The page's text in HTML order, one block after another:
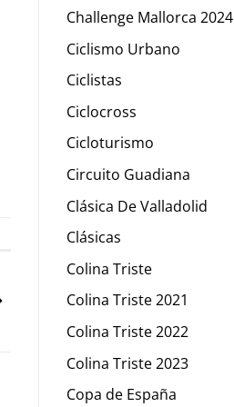
Challenge Mallorca 2024
Ciclismo Urbano
Ciclistas
Ciclocross
Cicloturismo
Circuito Guadiana
Clásica De Valladolid
Clásicas
Colina Triste
Colina Triste 2021
Colina Triste 2022
Colina Triste 2023
Copa de España